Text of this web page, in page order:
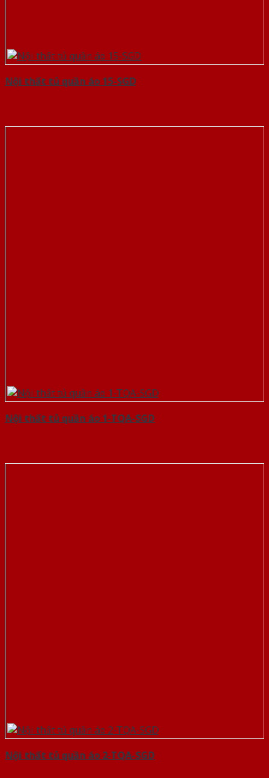
Nội thất tủ quần áo 15-SGD
Nội thất tủ quần áo 1-TQA-SGD
Nội thất tủ quần áo 2-TQA-SGD